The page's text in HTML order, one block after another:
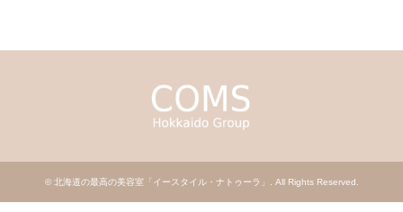
© 北海道の最高の美容室「イースタイル・ナトゥーラ」 . All Rights Reserved.